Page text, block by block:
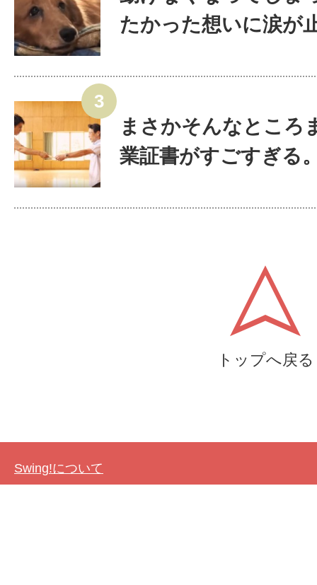
たかった想いに涙が
まさかそんなところ
業証書がすごすぎる
トップへ戻る
Swing!について